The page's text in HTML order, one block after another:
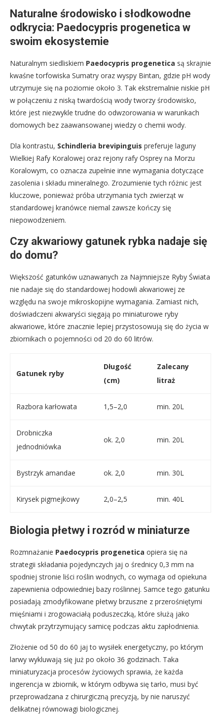
Naturalne środowisko i słodkowodne
odkrycia: Paedocypris progenetica w
swoim ekosystemie
Naturalnym siedliskiem Paedocypris progenetica są skrajnie
kwaśne torfowiska Sumatry oraz wyspy Bintan, gdzie pH wody
utrzymuje się na poziomie około 3. Tak ekstremalnie niskie pH
w połączeniu z niską twardością wody tworzy środowisko,
które jest niezwykle trudne do odwzorowania w warunkach
domowych bez zaawansowanej wiedzy o chemii wody.
Dla kontrastu, Schindleria brevipinguis preferuje laguny
Wielkiej Rafy Koralowej oraz rejony rafy Osprey na Morzu
Koralowym, co oznacza zupełnie inne wymagania dotyczące
zasolenia i składu mineralnego. Zrozumienie tych różnic jest
kluczowe, ponieważ próba utrzymania tych zwierząt w
standardowej kranówce niemal zawsze kończy się
niepowodzeniem.
Czy akwariowy gatunek rybka nadaje się
do domu?
Większość gatunków uznawanych za Najmniejsze Ryby Świata
nie nadaje się do standardowej hodowli akwariowej ze
względu na swoje mikroskopijne wymagania. Zamiast nich,
doświadczeni akwaryści sięgają po miniaturowe ryby
akwariowe, które znacznie lepiej przystosowują się do życia w
zbiornikach o pojemności od 20 do 60 litrów.
Gatunek ryby
Długość
(cm)
Zalecany
litraż
Razbora karłowata 1,5–2,0 min. 20L
Drobniczka
jednodniówka
ok. 2,0 min. 20L
Bystrzyk amandae ok. 2,0 min. 30L
Kirysek pigmejkowy 2,0–2,5 min. 40L
Biologia płetwy i rozród w miniaturze
Rozmnażanie Paedocypris progenetica opiera się na
strategii składania pojedynczych jaj o średnicy 0,3 mm na
spodniej stronie liści roślin wodnych, co wymaga od opiekuna
zapewnienia odpowiedniej bazy roślinnej. Samce tego gatunku
posiadają zmodyfikowane płetwy brzuszne z przerośniętymi
mięśniami i zrogowaciałą poduszeczką, które służą jako
chwytak przytrzymujący samicę podczas aktu zapłodnienia.
Złożenie od 50 do 60 jaj to wysiłek energetyczny, po którym
larwy wykluwają się już po około 36 godzinach. Taka
miniaturyzacja procesów życiowych sprawia, że każda
ingerencja w zbiornik, w którym odbywa się tarło, musi być
przeprowadzana z chirurgiczną precyzją, by nie naruszyć
delikatnej równowagi biologicznej.